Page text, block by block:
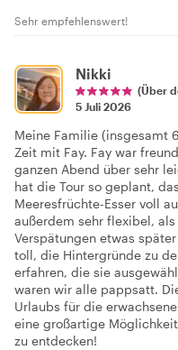
Sehr empfehlenswert!
Nikki
(Über
5 Juli 2026
Meine Familie (insgesamt
Zeit mit Fay. Fay war
ganzen Abend über sehr
hat die Tour so geplant,
Meeresfrüchte-Esser voll
außerdem sehr flexibel,
Verspätungen etwas
toll, die Hintergründe zu
erfahren, die sie
waren wir alle pappsatt.
Urlaubs für die
eine großartige
zu entdecken!